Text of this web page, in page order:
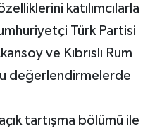
katılımcılarla
Türk Partisi
ve Kıbrıslı Rum
değerlendirmelerde
açık tartışma bölümü ile